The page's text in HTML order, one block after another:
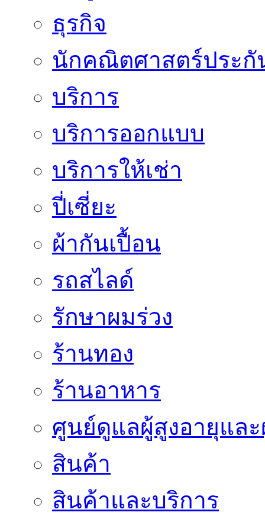
ธุรกิจ
นักคณิตศาสตร์ประกั
บริการ
บริการออกแบบ
บริการให้เช่า
ปี่เซี่ยะ
ผ้ากันเปื้อน
รถสไลด์
รักษาผมร่วง
ร้านทอง
ร้านอาหาร
ศูนย์ดูแลผู้สูงอายุแล
สินค้า
สินค้าและบริการ